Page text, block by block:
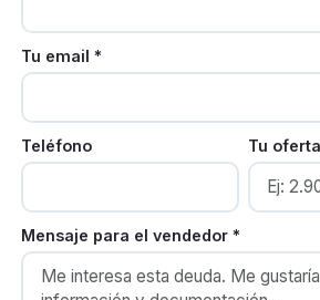
Tu email *
Teléfono Tu
Mensaje para el vendedor *